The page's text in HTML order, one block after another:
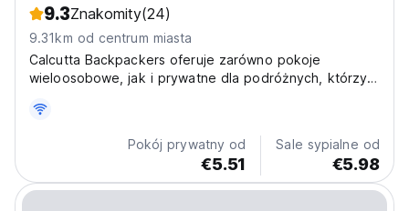
9.3Znakomity(24)
9.31km od centrum miasta
Calcutta Backpackers oferuje zarówno pokoje
wieloosobowe, jak i prywatne dla podróżnych, którzy
sposób. Pokoje wieloosobowe są przestronne i dobrze
wentylowane, z naturalnym oświetleniem, łóżkami
Pokój prywatny od
€5.51
Sale sypialne od
€5.98